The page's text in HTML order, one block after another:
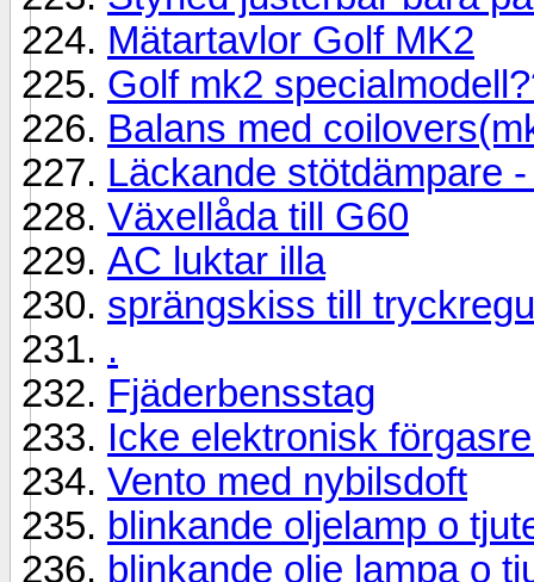
Mätartavlor Golf MK2
Golf mk2
Balans med
Läckande stötdämpare
Växellåda till G60
AC luktar illa
sprängskiss till
.
Fjäderbensstag
Icke elektronisk
Vento med nybilsdoft
blinkande oljelamp o
blinkande olje lampa o